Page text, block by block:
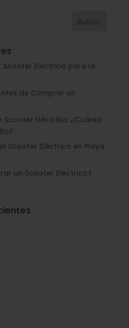
Scooter Eléctrico para la
de Comprar un
Scooter Eléctrico: ¿Cuánto
Scooter Eléctrico en Playa
un Scooter Eléctrico?